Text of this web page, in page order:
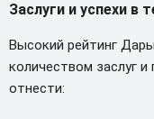
Заслуги и успехи в
Высокий рейтинг
количеством заслуг
отнести: